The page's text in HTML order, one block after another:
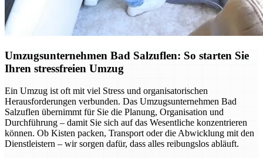
Umzugsunternehmen Bad Salzuflen: So starten Sie
Ihren stressfreien Umzug
Ein Umzug ist oft mit viel Stress und organisatorischen
Herausforderungen verbunden. Das Umzugsunternehmen Bad
Salzuflen übernimmt für Sie die Planung, Organisation und
Durchführung – damit Sie sich auf das Wesentliche konzentrieren
können. Ob Kisten packen, Transport oder die Abwicklung mit den
Dienstleistern – wir sorgen dafür, dass alles reibungslos abläuft.